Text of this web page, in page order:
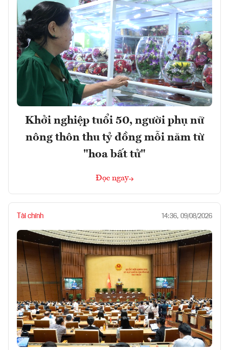
Khởi nghiệp tuổi 50, người phụ nữ
nông thôn thu tỷ đồng mỗi năm từ
"hoa bất tử"
Đọc ngay
Tài chính 14:36, 09/08/2026